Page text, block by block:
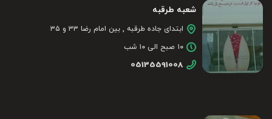
شعبه طرقبه
ابتدای جاده طرقبه , بین امام رضا ۳۳ و ۳۵
۱۰ صبح الی ۱۰ شب
05135591008